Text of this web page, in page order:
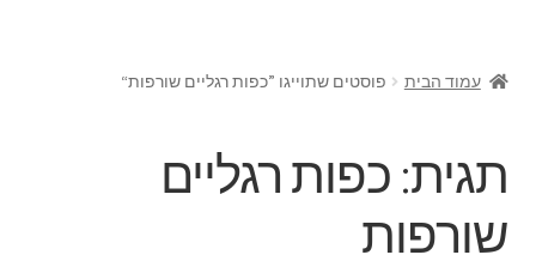
עמוד הבית פוסטים שתוייגו ”כפות רגליים שורפות“
תגית: כפות רגליים
שורפות